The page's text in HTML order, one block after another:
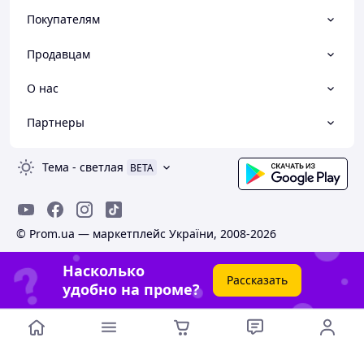
Покупателям
Продавцам
О нас
Партнеры
Тема - светлая BETA
© Prom.ua — маркетплейс України, 2008-2026
Насколько
удобно на проме?
Рассказать